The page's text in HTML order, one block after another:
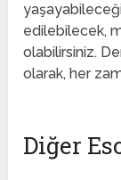
edilebilecek,
olabilirsiniz.
olarak, her
Diğer